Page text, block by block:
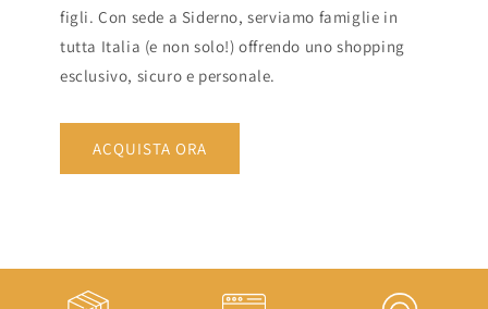
figli. Con sede a Siderno, serviamo famiglie in
tutta Italia (e non solo!) offrendo uno shopping
esclusivo, sicuro e personale.
ACQUISTA ORA